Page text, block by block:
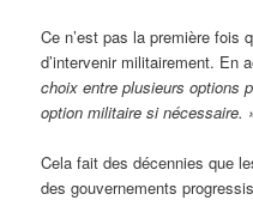
Ce n’est pas la première fois
d’intervenir militairement. En
choix entre plusieurs options
option militaire si nécessaire.
Cela fait des décennies que
des gouvernements